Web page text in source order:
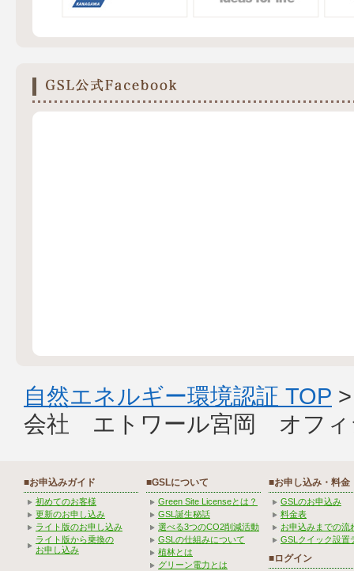
自然エネルギー環境認証 TOP
会社 エトワール宮岡 オフィ
■お申込みガイド
初めてのお客様
更新のお申し込み
ライト版のお申し込み
ライト版から乗換の
お申し込み
■GSLについて
Green Site Licenseとは？
GSL誕生秘話
選べる3つのCO2削減活動
GSLの仕組みについて
植林とは
グリーン電力とは
■お申し込み・料金
GSLのお申込み
料金表
お申込みまでの流
GSLクイック設置
■ログイン